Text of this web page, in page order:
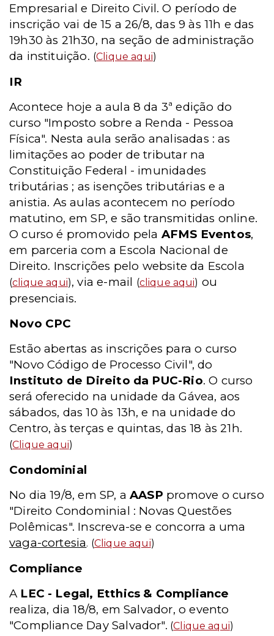
Empresarial e Direito Civil. O período de
inscrição vai de 15 a 26/8, das 9 às 11h e das
19h30 às 21h30, na seção de administração
da instituição. (Clique aqui)
IR
Acontece hoje a aula 8 da 3ª edição do
curso "Imposto sobre a Renda - Pessoa
Física". Nesta aula serão analisadas : as
limitações ao poder de tributar na
Constituição Federal - imunidades
tributárias ; as isenções tributárias e a
anistia. As aulas acontecem no período
matutino, em SP, e são transmitidas online.
O curso é promovido pela AFMS Eventos,
em parceria com a Escola Nacional de
Direito. Inscrições pelo website da Escola
(clique aqui), via e-mail (clique aqui) ou
presenciais.
Novo CPC
Estão abertas as inscrições para o curso
"Novo Código de Processo Civil", do
Instituto de Direito da PUC-Rio. O curso
será oferecido na unidade da Gávea, aos
sábados, das 10 às 13h, e na unidade do
Centro, às terças e quintas, das 18 às 21h.
(Clique aqui)
Condominial
No dia 19/8, em SP, a AASP promove o curso
"Direito Condominial : Novas Questões
Polêmicas". Inscreva-se e concorra a uma
vaga-cortesia. (Clique aqui)
Compliance
ALEC - Legal, Etthics & Compliance
realiza, dia 18/8, em Salvador, o evento
"Compliance Day Salvador". (Clique aqui)